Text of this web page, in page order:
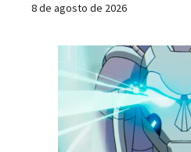
8 de agosto de 2026